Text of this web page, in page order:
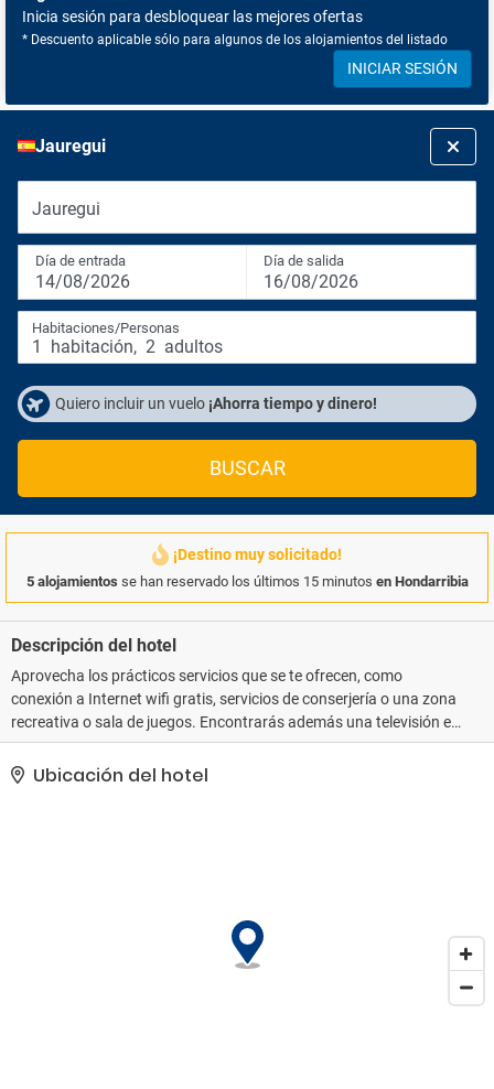
Inicia sesión para desbloquear las mejores ofertas
* Descuento aplicable sólo para algunos de los alojamientos del listado
INICIAR SESIÓN
Jauregui
Jauregui
Día de entrada
14/08/2026
Día de salida
16/08/2026
Habitaciones/Personas
1 habitación, 2 adultos
Quiero incluir un vuelo ¡Ahorra tiempo y dinero!
BUSCAR
¡Destino muy solicitado!
5 alojamientos se han reservado los últimos 15 minutos en Hondarribia
Descripción del hotel
Aprovecha los prácticos servicios que se te ofrecen, como
conexión a Internet wifi gratis, servicios de conserjería o una zona
recreativa o sala de juegos. Encontrarás además una televisión en
la zona común, acceso gratuito a un gimnasio cercano y un salón
de eventos.. Tendrás un centro de negocios abierto las 24 horas,
Ubicación del hotel